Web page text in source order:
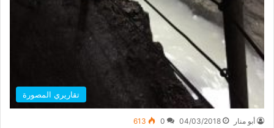
تقاريري المصورة
أبو منار 04/03/2018
0
613